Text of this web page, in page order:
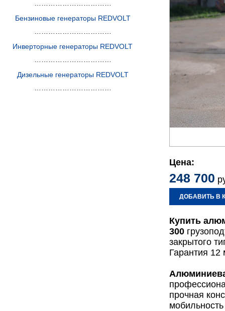
Бензиновые генераторы REDVOLT
Инверторные генераторы REDVOLT
Дизельные генераторы REDVOLT
Цена:
248 700
ДОБАВИТЬ В
Купить
300
закрытого
Гарантия 12
прочная